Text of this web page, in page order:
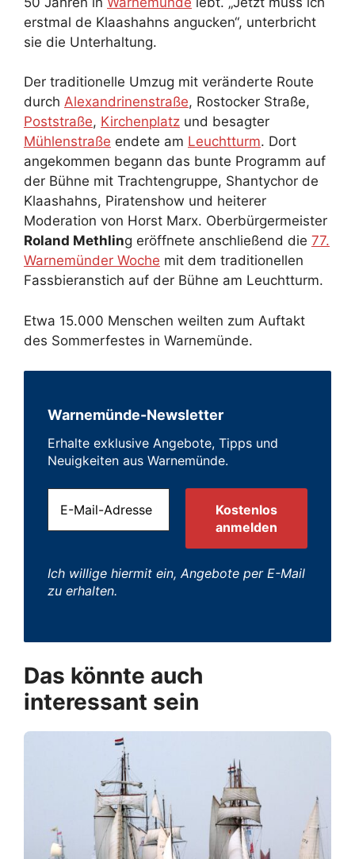
erstmal de Klaashahns angucken“, unterbricht
sie die Unterhaltung.
Der traditionelle Umzug mit veränderte Route
durch Alexandrinenstraße, Rostocker Straße,
Poststraße, Kirchenplatz und besagter
Mühlenstraße endete am Leuchtturm. Dort
angekommen begann das bunte Programm auf
der Bühne mit Trachtengruppe, Shantychor de
Klaashahns, Piratenshow und heiterer
Moderation von Horst Marx. Oberbürgermeister
Roland Methling eröffnete anschließend die 77.
Warnemünder Woche mit dem traditionellen
Fassbieranstich auf der Bühne am Leuchtturm.
Etwa 15.000 Menschen weilten zum Auftakt
des Sommerfestes in Warnemünde.
Warnemünde-Newsletter
Erhalte exklusive Angebote, Tipps und
Neuigkeiten aus Warnemünde.
Ich willige hiermit ein, Angebote per E-Mail
zu erhalten.
Das könnte auch
interessant sein